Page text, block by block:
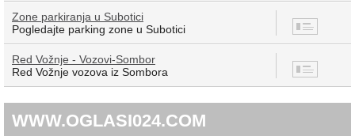
Zone parkiranja u Subotici
Pogledajte parking zone u Subotici7
Red Vožnje - Vozovi-Sombor
Red Vožnje vozova iz Sombora
WWW.OGLASI024.COM